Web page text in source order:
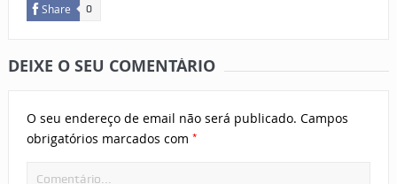
Share 0
DEIXE O SEU COMENTÁRIO
O seu endereço de email não será publicado. Campos
obrigatórios marcados com *